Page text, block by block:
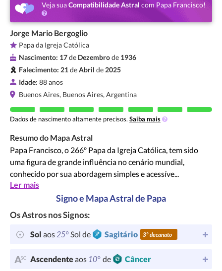
Veja suaCompatibilidade Astral com Papa Francisco!
Jorge Mario Bergoglio
Papa da Igreja Católica
Nascimento: 17de Dezembrode 1936
Falecimento: 21deAbril de 2025
Idade: 88 anos
Buenos Aires, Buenos Aires, Argentina
Dados de nascimento altamente precisos. Saiba mais
Resumo do Mapa Astral
Papa Francisco, o 266º Papa da Igreja Católica, tem sido
uma figura de grande influência no cenário mundial,
conhecido por sua abordagem simples e acessíve...
Ler mais
Signo e Mapa Astral de Papa
Os Astros nos Signos:
Sol aos25°Sol de Sagitário 3º decanato
Ascendenteaos 10° de Câncer